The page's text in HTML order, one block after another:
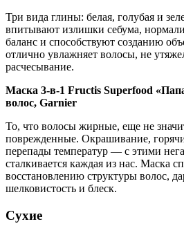
Три вида глины: белая, голубая и
впитывают излишки себума,
баланс и способствуют созданию
отлично увлажняет волосы, не
расчесывание.
Маска 3-в-1 Fructis Superfood
волос, Garnier
То, что волосы жирные, еще не
поврежденные. Окрашивание,
перепады температур — с этими
сталкивается каждая из нас. Маска
восстановлению структуры волос,
шелковистость и блеск.
Сухие